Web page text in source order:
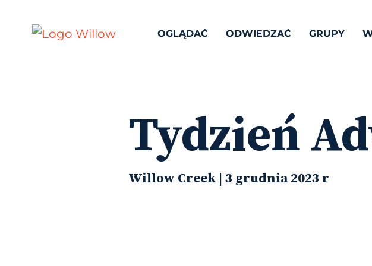
OGLĄDAĆ ODWIEDZAĆ GRUPY
Tydzień
Willow Creek | 3 grudnia 2023 r